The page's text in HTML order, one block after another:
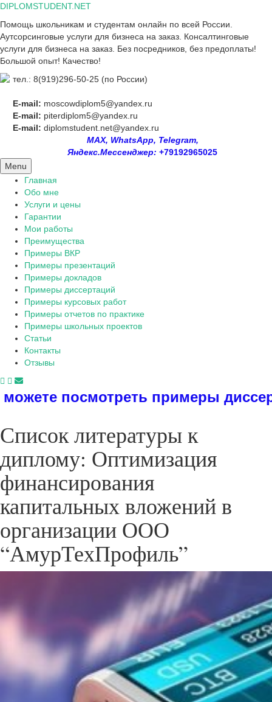
Skip
content
DIPLOMSTUDENT.NET
Помощь школьникам и студентам онлайн по всей России.
Аутсорсинговые услуги для бизнеса на заказ. Консалтинговые
услуги для бизнеса на заказ. Без посредников, без предоплаты!
Большой опыт! Качество!
тел.: 8(919)296-50-25 (по России)
E-mail: moscowdiplom5@yandex.ru
E-mail: piterdiplom5@yandex.ru
E-mail: diplomstudent.net@yandex.ru
MAX, WhatsApp, Telegram,
Яндекс.Мессенджер: +79192965025
Menu
Главная
Обо мне
Услуги и цены
Гарантии
Мои работы
Преимущества
Примеры ВКР
Примеры презентаций
Примеры докладов
Примеры диссертаций
Примеры курсовых работ
Примеры отчетов по практике
Примеры школьных проектов
Статьи
Контакты
Отзывы
примеры диссертаций,
Список литературы к
диплому: Оптимизация
финансирования
капитальных вложений в
организации ООО
“АмурТехПрофиль”